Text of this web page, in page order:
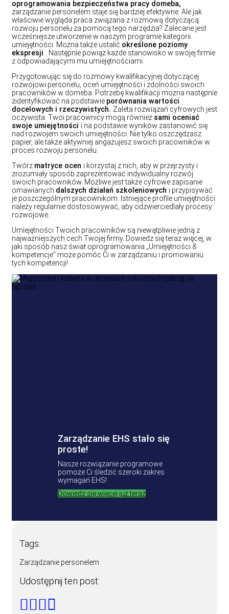
oprogramowania bezpieczeństwa pracy domeba,
zarządzanie personelem staje się bardziej efektywne. Ale jak
właściwie wygląda praca związana z rozmową dotyczącą
rozwoju personelu za pomocą tego narzędzia? Zalecane jest
wcześniejsze utworzenie w naszym programie kategorii
umiejętności. Można także ustalić określone poziomy
ekspresji
. Następnie powiąż każde stanowisko w swojej firmie
z odpowiadającymi mu umiejętnościami.
Przygotowując się do rozmowy kwalifikacyjnej dotyczącej
rozwojowi personelu, oceń umiejętności i zdolności swoich
pracowników w domeba. Potrzebę kwalifikacji można następnie
zidentyfikować na podstawie porównania wartości
docelowych i rzeczywistych. Zaleta rozwiązań cyfrowych jest
oczywista: Twoi pracownicy mogą również sami oceniać
swoje umiejętności i na podstawie wyników zastanowić się
nad rozwojem swoich umiejętności. Nie tylko oszczędzasz
papier, ale także aktywniej angażujesz swoich pracowników w
proces rozwoju personelu.
Twórz matryce ocen i korzystaj z nich, aby w przejrzysty i
zrozumiały sposób zaprezentować indywidualny rozwój
swoich pracowników. Możliwe jest także cyfrowe zapisanie
omawianych dalszych działań szkoleniowych i przypisywać
je poszczególnym pracownikom. Istniejące profile umiejętności
należy regularnie dostosowywać, aby odzwierciedlały procesy
rozwojowe.
Umiejętności Twoich pracowników są niewątpliwie jedną z
najważniejszych cech Twojej firmy. Dowiedz się teraz więcej, w
jaki sposób nasz świat oprogramowania „Umiejętności &
kompetencje” może pomóc Ci w zarządzaniu i promowaniu
tych kompetencji!
Zarządzanie EHS stało się
proste!
Nasze rozwiązanie programowe
pomoże Ci śledzić szeroki zakres
wymagań EHS!
Dowiedz się więcej już teraz
Tags:
Zarządzanie personelem
Udostępnij ten post: